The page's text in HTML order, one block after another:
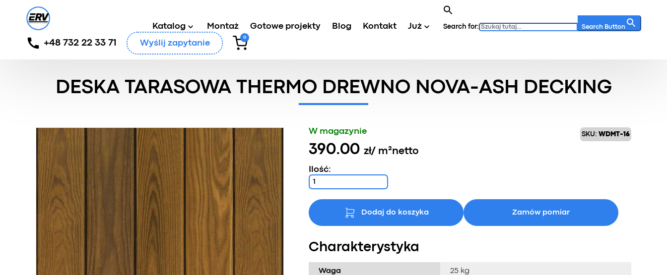
Katalog Montaż Gotowe projekty Blog Kontakt Już Search for: Search Button
+48 732 22 33 71 Wyślij zapytanie
0
Główny / Produkty / Deska tarasowa / Deska tarasowa thermo drewno
DESKA TARASOWA THERMO DREWNO NOVA-ASH DECKING
SKU: WDMT-16
W magazynie
390.00 zł/ m²netto
Ilość:
Dodaj do koszyka Zamów pomiar
Charakterystyka
Waga 25 kg